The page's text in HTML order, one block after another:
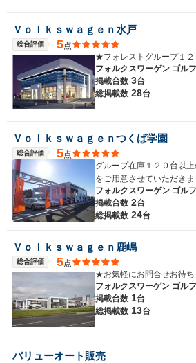
Ｖｏｌｋｓｗａｇｅｎ水戸
総合評価 5点
★フォレストグループ１
フォルクスワーゲン ゴル
掲載台数 3台
総掲載数 28台
Ｖｏｌｋｓｗａｇｅｎつくば学園
総合評価 5点
グループ在庫１２０台以
をご用意させていただきま
フォルクスワーゲン ゴル
掲載台数 2台
総掲載数 24台
Ｖｏｌｋｓｗａｇｅｎ鹿嶋
総合評価 5点
★お気軽にお問合せお待
フォルクスワーゲン ゴル
掲載台数 1台
総掲載数 13台
バリューオート販売